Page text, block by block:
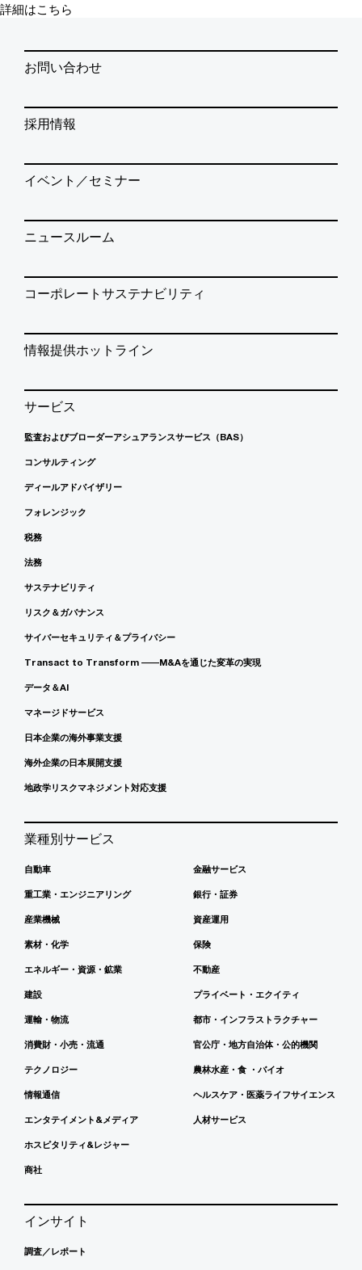
詳細はこちら
お問い合わせ
採用情報
イベント／セミナー
ニュースルーム
コーポレートサステナビリティ
情報提供ホットライン
サービス
監査およびブローダーアシュアランスサービス（BAS）
コンサルティング
ディールアドバイザリー
フォレンジック
税務
法務
サステナビリティ
リスク＆ガバナンス
サイバーセキュリティ＆プライバシー
Transact to Transform ――M&Aを通じた変革の実現
データ＆AI
マネージドサービス
日本企業の海外事業支援
海外企業の日本展開支援
地政学リスクマネジメント対応支援
業種別サービス
自動車
重工業・エンジニアリング
産業機械
素材・化学
エネルギー・資源・鉱業
建設
運輸・物流
消費財・小売・流通
テクノロジー
情報通信
エンタテイメント&メディア
ホスピタリティ&レジャー
商社
金融サービス
銀行・証券
資産運用
保険
不動産
プライベート・エクイティ
都市・インフラストラクチャー
官公庁・地方自治体・公的機関
農林水産・食 ・バイオ
ヘルスケア・医薬ライフサイエンス
人材サービス
インサイト
調査／レポート